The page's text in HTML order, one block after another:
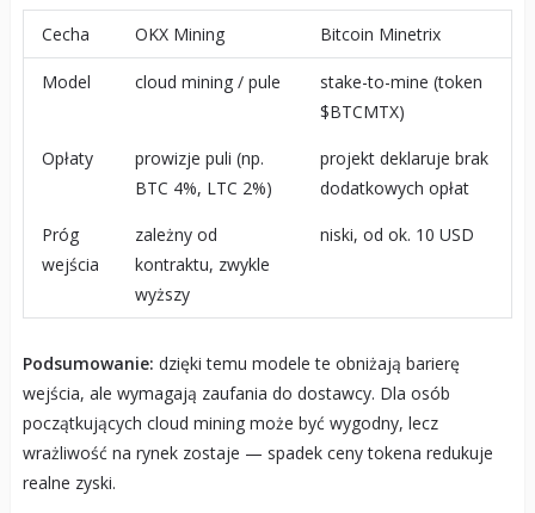
Cecha OKX Mining Bitcoin Minetrix
Model cloud mining / pule
stake-to-mine (token
$BTCMTX)
Opłaty
prowizje puli (np.
BTC 4%, LTC 2%)
projekt deklaruje brak
dodatkowych opłat
Próg
wejścia
zależny od
kontraktu, zwykle
wyższy
niski, od ok. 10 USD
Podsumowanie: dzięki temu modele te obniżają barierę
wejścia, ale wymagają zaufania do dostawcy. Dla osób
początkujących cloud mining może być wygodny, lecz
wrażliwość na rynek zostaje — spadek ceny tokena redukuje
realne zyski.